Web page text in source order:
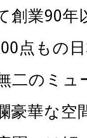
創業90
点もの
二のミ
豪華な空